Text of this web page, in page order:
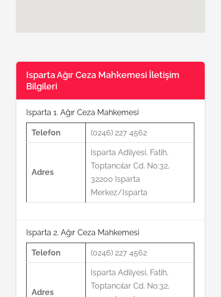
Isparta Ağır Ceza Mahkemesi İletişim
Bilgileri
Isparta 1. Ağır Ceza Mahkemesi
Telefon (0246) 227 4562
Adres
Isparta Adliyesi, Fatih,
Toptancılar Cd. No:32,
32200 Isparta
Merkez/Isparta
Isparta 2. Ağır Ceza Mahkemesi
Telefon (0246) 227 4562
Adres
Isparta Adliyesi, Fatih,
Toptancılar Cd. No:32,